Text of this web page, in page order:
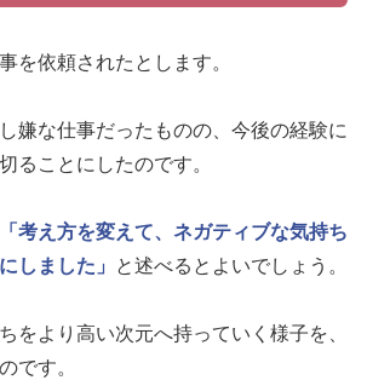
を依頼されたとします。
嫌な仕事だったものの、今後の経験に
ることにしたのです。
「考え方を変えて、ネガティブな気持ち
しました」
と述べるとよいでしょう。
をより高い次元へ持っていく様子を、
です。